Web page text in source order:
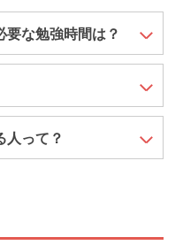
要な勉強時間は？
人って？